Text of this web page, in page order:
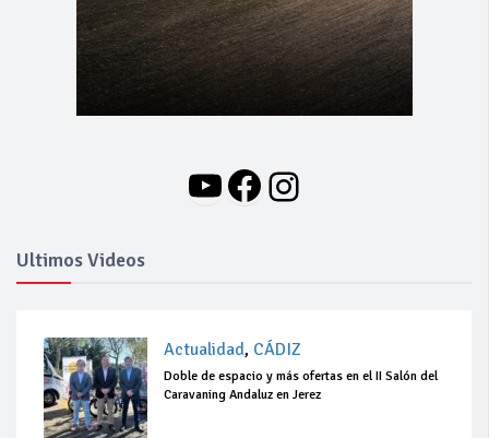
YouTube
Facebook
Instagram
Ultimos Videos
Actualidad, CÁDIZ
Doble de espacio y más ofertas en el II Salón del
Caravaning Andaluz en Jerez